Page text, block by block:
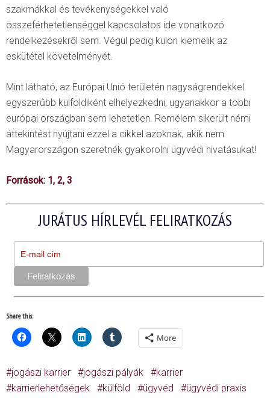
szakmákkal és tevékenységekkel való
összeférhetetlenséggel kapcsolatos ide vonatkozó
rendelkezésekről sem. Végül pedig külön kiemelik az
eskütétel követelményét.
Mint látható, az Európai Unió területén nagyságrendekkel
egyszerűbb külföldiként elhelyezkedni, ugyanakkor a többi
európai országban sem lehetetlen. Remélem sikerült némi
áttekintést nyújtani ezzel a cikkel azoknak, akik nem
Magyarországon szeretnék gyakorolni ügyvédi hivatásukat!
Források: 1, 2, 3
JURÁTUS HÍRLEVÉL FELIRATKOZÁS
Share this:
More
jogászi karrier jogászi pályák
karrier
karrierlehetőségek
külföld ügyvéd ügyvédi praxis